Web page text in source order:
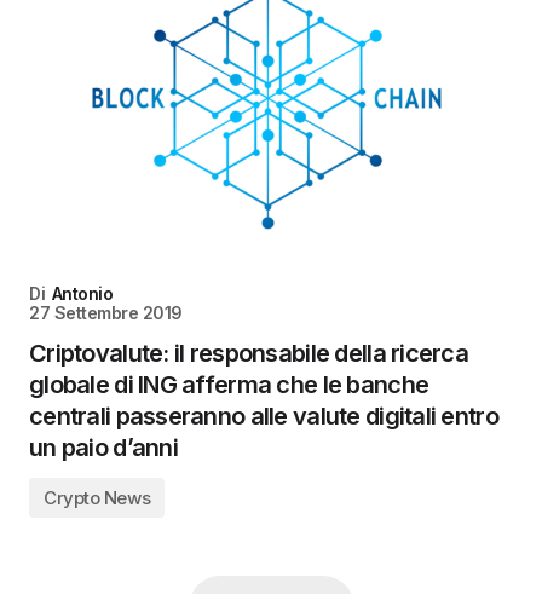
Di Antonio
27 Settembre 2019
Criptovalute: il responsabile della ricerca
globale di ING afferma che le banche
centrali passeranno alle valute digitali entro
un paio d’anni
Crypto News